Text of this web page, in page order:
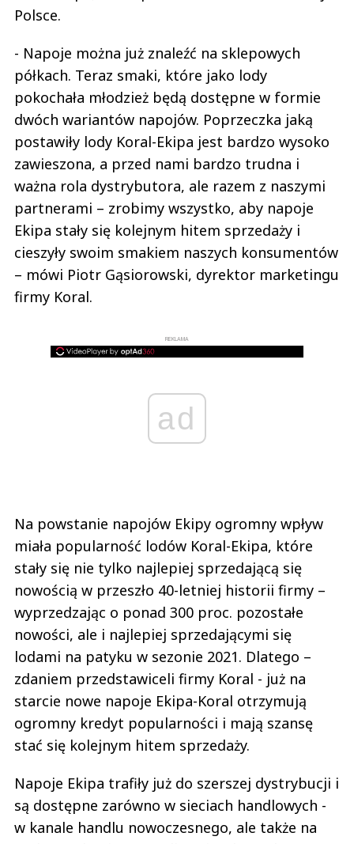
Polsce.
- Napoje można już znaleźć na sklepowych
półkach. Teraz smaki, które jako lody
pokochała młodzież będą dostępne w formie
dwóch wariantów napojów. Poprzeczka jaką
postawiły lody Koral-Ekipa jest bardzo wysoko
zawieszona, a przed nami bardzo trudna i
ważna rola dystrybutora, ale razem z naszymi
partnerami – zrobimy wszystko, aby napoje
Ekipa stały się kolejnym hitem sprzedaży i
cieszyły swoim smakiem naszych konsumentów
– mówi Piotr Gąsiorowski, dyrektor marketingu
firmy Koral.
REKLAMA
ad
Na powstanie napojów Ekipy ogromny wpływ
miała popularność lodów Koral-Ekipa, które
stały się nie tylko najlepiej sprzedającą się
nowością w przeszło 40-letniej historii firmy –
wyprzedzając o ponad 300 proc. pozostałe
nowości, ale i najlepiej sprzedającymi się
lodami na patyku w sezonie 2021. Dlatego –
zdaniem przedstawiceli firmy Koral - już na
starcie nowe napoje Ekipa-Koral otrzymują
ogromny kredyt popularności i mają szansę
stać się kolejnym hitem sprzedaży.
Napoje Ekipa trafiły już do szerszej dystrybucji i
są dostępne zarówno w sieciach handlowych -
w kanale handlu nowoczesnego, ale także na